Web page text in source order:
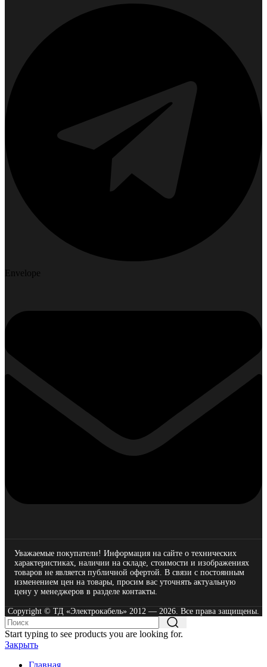
Envelope
Уважаемые покупатели! Информация на сайте о технических
характеристиках, наличии на складе, стоимости и изображениях
товаров не является публичной офертой. В связи с постоянным
изменением цен на товары, просим вас уточнять актуальную
цену у менеджеров в разделе контакты.
Copyright © ТД «Электрокабель»​ 2012 — 2026. Все права защищены.
Start typing to see products you are looking for.
Закрыть